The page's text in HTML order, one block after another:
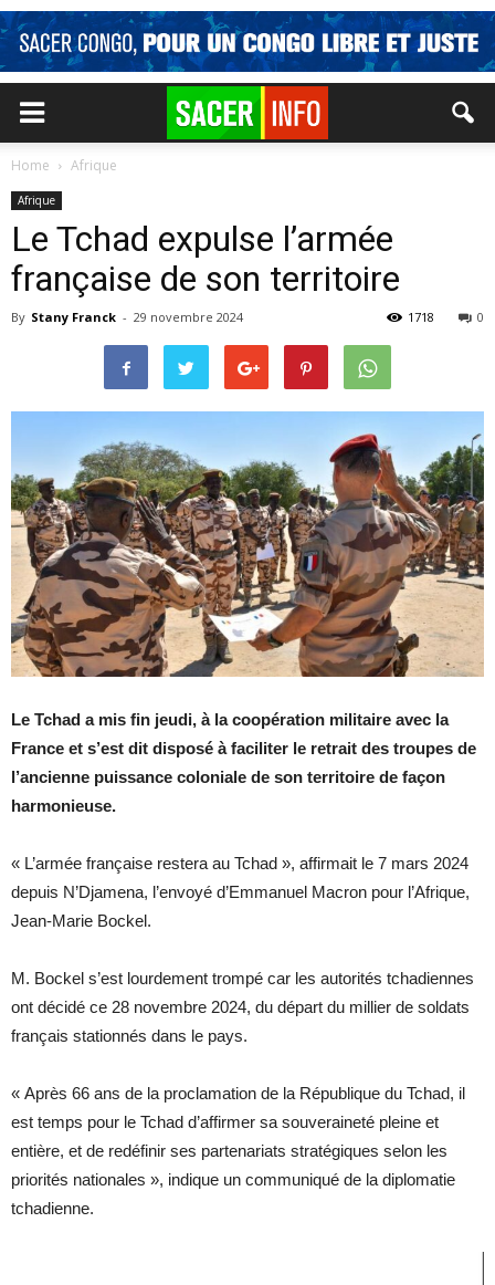
Home Afrique
Afrique
Le Tchad expulse l’armée
française de son territoire
By Stany Franck - 29 novembre 2024 0
1718
Le Tchad a mis fin jeudi, à la coopération militaire avec la
France et s’est dit disposé à faciliter le retrait des troupes de
l’ancienne puissance coloniale de son territoire de façon
harmonieuse.
« L’armée française restera au Tchad », affirmait le 7 mars 2024
depuis N’Djamena, l’envoyé d’Emmanuel Macron pour l’Afrique,
Jean-Marie Bockel.
M. Bockel s’est lourdement trompé car les autorités tchadiennes
ont décidé ce 28 novembre 2024, du départ du millier de soldats
français stationnés dans le pays.
« Après 66 ans de la proclamation de la République du Tchad, il
est temps pour le Tchad d’affirmer sa souveraineté pleine et
entière, et de redéfinir ses partenariats stratégiques selon les
priorités nationales », indique un communiqué de la diplomatie
tchadienne.